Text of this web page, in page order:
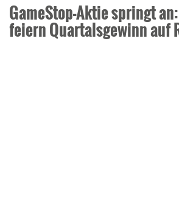
GameStop-Aktie springt
feiern Quartalsgewinn auf